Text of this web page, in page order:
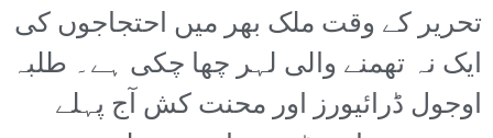
تحریر کے وقت ملک بھر میں احتجاجوں کی
ایک نہ تھمنے والی لہر چھا چکی ہے۔ طلبہ
اوجول ڈرائیورز اور محنت کش آج پہلے